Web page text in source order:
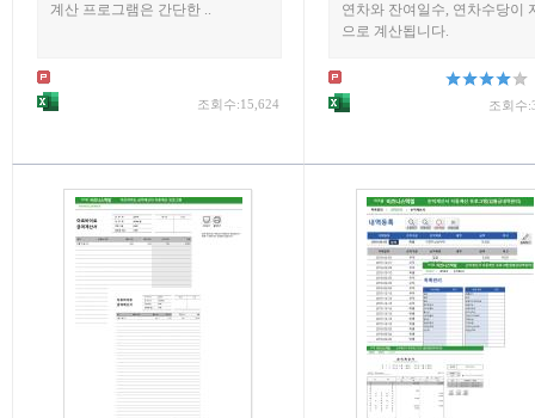
계산 프로그램은 간단한 ..
조회수:15,624
연차와 잔여일수, 연차수당이
으로 계산됩니다.
조회수